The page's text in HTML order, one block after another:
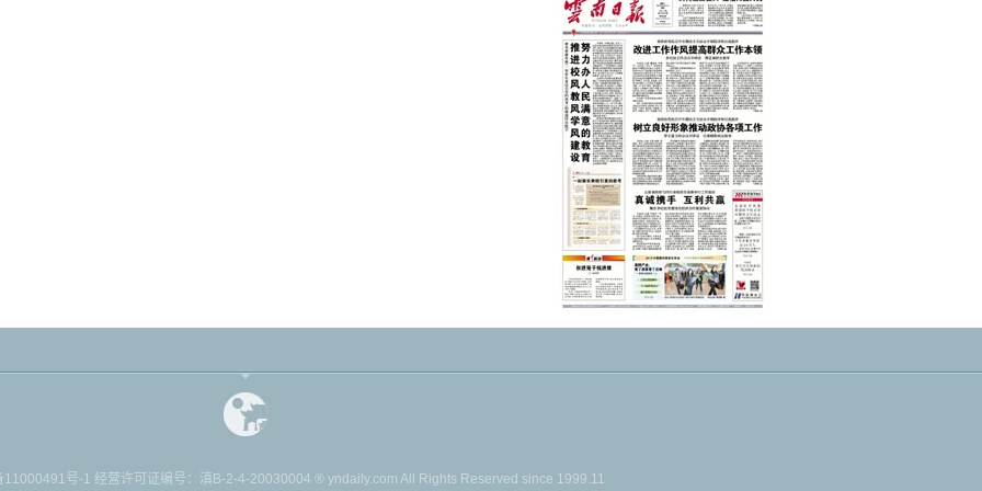
11000491号-1 经营许可证编号：滇B-2-4-20030004 ® yndaily.com All Rights Reserved since 1999.11